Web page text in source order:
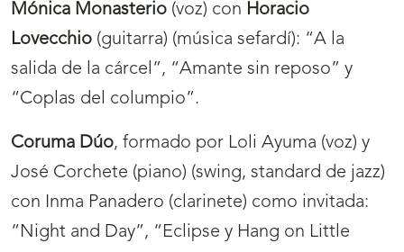
Mónica Monasterio (voz) con Horacio
Lovecchio (guitarra) (música sefardí): “A la
salida de la cárcel”, “Amante sin reposo” y
“Coplas del columpio”.
Coruma Dúo, formado por Loli Ayuma (voz) y
José Corchete (piano) (swing, standard de jazz)
con Inma Panadero (clarinete) como invitada:
“Night and Day”, “Eclipse y Hang on Little